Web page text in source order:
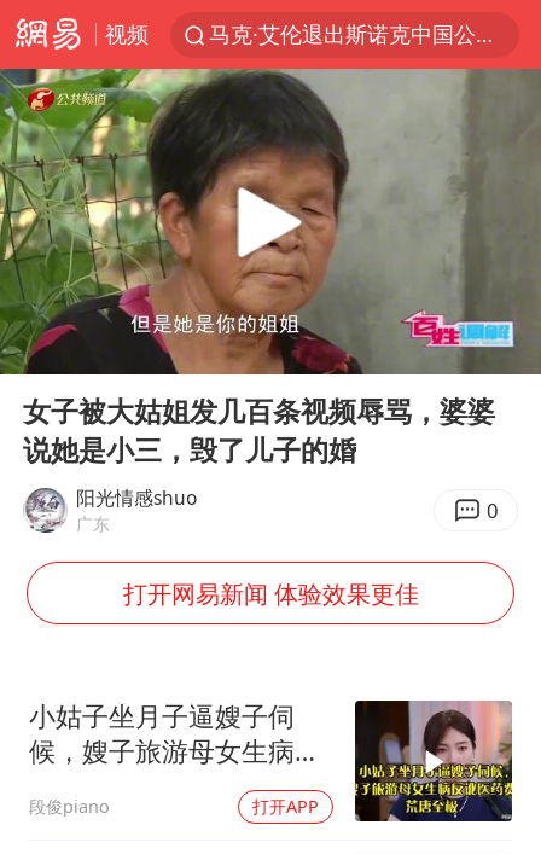
视频
马克·艾伦退出斯诺克中国公开赛
情侣平潭拍日出坠崖1死1伤
白海豚将正面袭击贯穿浙江
酒店回应车内过夜被收150元
黄金牛市回来了吗
全民健身事业高质量发展
老挝国会主席赛宋蓬逝世
乐享全民健身 共筑健康中国
Play
00:00 16:57
女子被大姑姐发几百条视频辱骂，婆婆
说她是小三，毁了儿子的婚
阳光情感shuo
广东 0
打开网易新闻 体验效果更佳
小姑子坐月子逼嫂子伺
候，嫂子旅游母女生病反
讹医药费，荒唐至极
段俊piano 打开APP